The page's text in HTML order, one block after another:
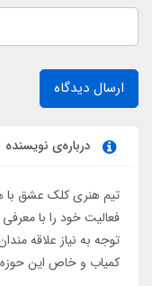
ارسال دیدگاه
درباره‌ی نویسنده
فعالیت خود را با معرفی
توجه به نیاز علاقه
کمیاب و خاص این